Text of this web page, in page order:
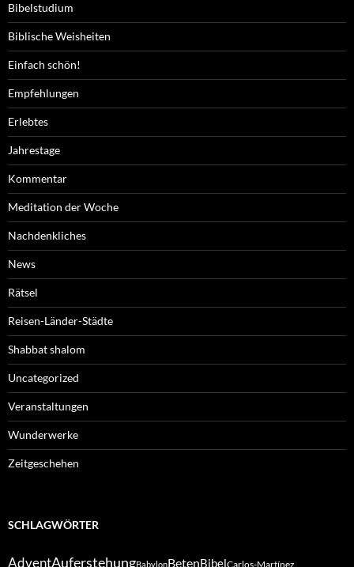
Bibelstudium
Biblische Weisheiten
Einfach schön!
Empfehlungen
Erlebtes
Jahrestage
Kommentar
Meditation der Woche
Nachdenkliches
News
Rätsel
Reisen-Länder-Städte
Shabbat shalom
Uncategorized
Veranstaltungen
Wunderwerke
Zeitgeschehen
SCHLAGWÖRTER
AdventAuferstehungBabylonBetenBibelCarlos-Martínez